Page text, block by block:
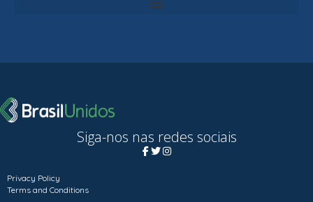
Siga-nos nas redes sociais
Privacy Policy
Terms and Conditions